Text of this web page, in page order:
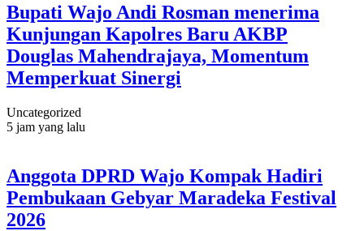
Bupati Wajo Andi Rosman menerima
Kunjungan Kapolres Baru AKBP
Douglas Mahendrajaya, Momentum
Memperkuat Sinergi
Uncategorized
5 jam yang lalu
Anggota DPRD Wajo Kompak Hadiri
Pembukaan Gebyar Maradeka Festival
2026